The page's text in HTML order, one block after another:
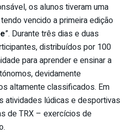
os alunos tiveram uma
tendo vencido a primeira edição
”. Durante três dias e duas
distribuídos por 100
para aprender e ensinar a
devidamente
altamente classificados. Em
atividades lúdicas e desportivas
de TRX – exercícios de